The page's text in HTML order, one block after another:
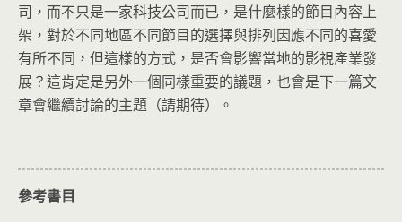
司，而不只是一家科技公司而已，是什麼樣的節目內容上
架，對於不同地區不同節目的選擇與排列因應不同的喜愛
有所不同，但這樣的方式，是否會影響當地的影視產業發
展？這肯定是另外一個同樣重要的議題，也會是下一篇文
章會繼續討論的主題（請期待）。
參考書目